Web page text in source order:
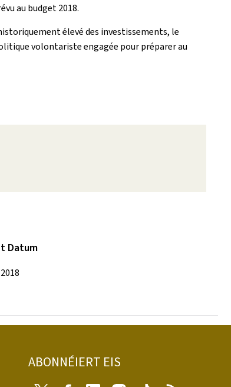
au budget 2018.
élevé des investissements, le
volontariste engagée pour préparer au
Datum
ABONNÉIERT EIS